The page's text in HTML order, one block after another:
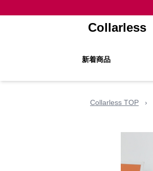
Collarless
新着商品
Collarless TOP ›